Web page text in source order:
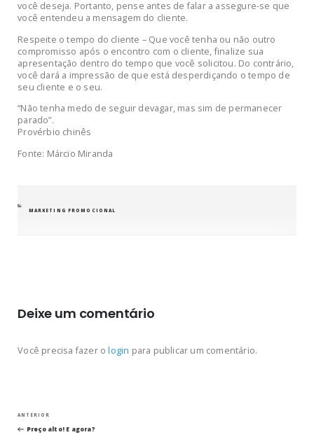
você deseja. Portanto, pense antes de falar a assegure-se que
você entendeu a mensagem do cliente.
Respeite o tempo do cliente – Que você tenha ou não outro
compromisso após o encontro com o cliente, finalize sua
apresentação dentro do tempo que você solicitou. Do contrário,
você dará a impressão de que está desperdiçando o tempo de
seu cliente e o seu.
“Não tenha medo de seguir devagar, mas sim de permanecer
parado”.
Provérbio chinês
Fonte: Márcio Miranda
CATEGORIAS
MARKETING PROMOCIONAL
Deixe um comentário
Você precisa fazer ologin para publicar um comentário.
Navegação
Post
anterior
ANTERIOR
Preço alto! E agora?